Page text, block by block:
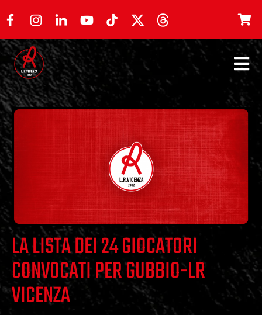
LA LISTA DEI 24 GIOCATORI
CONVOCATI PER GUBBIO-LR
VICENZA